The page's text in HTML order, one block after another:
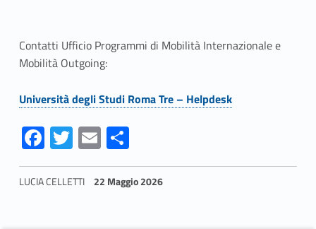
n
t
e
r
n
a
Contatti Ufficio Programmi di Mobilità Internazionale e
Mobilità Outgoing:
Università degli Studi Roma Tre – Helpdesk
Fa
ce
b
T
w
itt
E
m
ai
S
h
ar
LUCIA CELLETTI 22 Maggio 2026